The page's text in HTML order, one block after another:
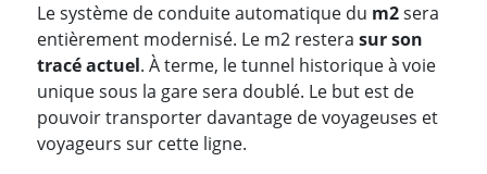
Le système de conduite automatique du m2sera
entièrement modernisé. Le m2 restera sur son
tracé actuel. À terme, le tunnel historique à voie
unique sous la gare sera doublé. Le but est de
pouvoir transporter davantage de voyageuses et
voyageurs sur cette ligne.